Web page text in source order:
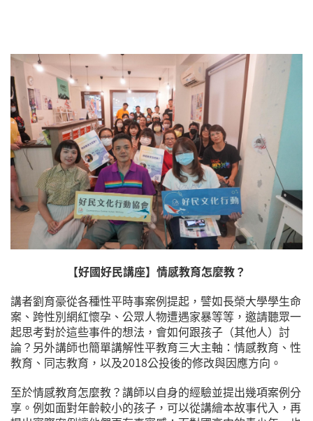
【好國好民講座】情感教育怎麼教？
講者劉育豪從各種性平時事案例提起，譬如長榮大學學生命
案、跨性別網紅懷孕、公眾人物遭遇家暴等等，邀請聽眾一
起思考對於這些事件的想法，會如何跟孩子（其他人）討
論？另外講師也簡單講解性平教育三大主軸：情感教育、性
教育、同志教育，以及2018公投後的修改與因應方向。
至於情感教育怎麼教？講師以自身的經驗並提出幾項案例分
享。例如面對年齡較小的孩子，可以從講繪本故事代入，再